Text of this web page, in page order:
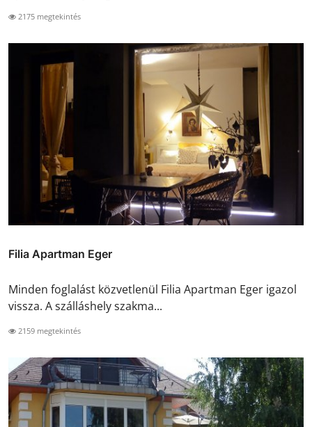
2175 megtekintés
Filia Apartman Eger
Minden foglalást közvetlenül Filia Apartman Eger igazol
vissza. A szálláshely szakma...
2159 megtekintés